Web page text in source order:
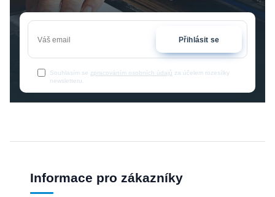
Přihlásit se
Souhlasím se zpracováním osobních údajů za účelem rozesílky
newsletteru.
Informace pro zákazníky